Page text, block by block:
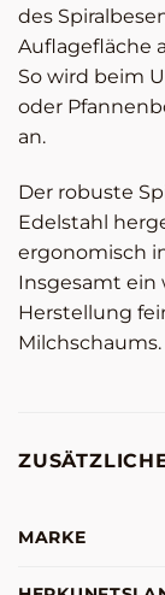
des
Auflagefläche
So wird beim
oder
an.
Der robuste
Edelstahl
ergonomisch
Insgesamt ein
Herstellung
Milchschaums.
MARKE